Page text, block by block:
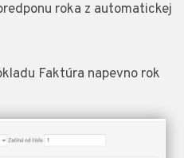
roka z automatickej
Faktúra napevno rok